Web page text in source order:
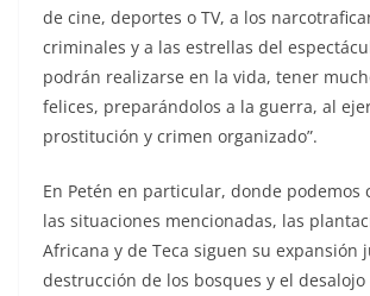
de cine, deportes o TV, a los
criminales y a las estrellas del
podrán realizarse en la vida, tener
felices, preparándolos a la guerra, al
prostitución y crimen organizado”.
En Petén en particular, donde podemos
las situaciones mencionadas, las
Africana y de Teca siguen su expansión
destrucción de los bosques y el desalojo